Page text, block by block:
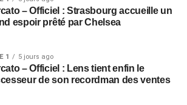
– Officiel : Strasbourg accueille un
espoir prêté par Chelsea
1 5 jours ago
– Officiel : Lens tient enfin le
de son recordman des ventes